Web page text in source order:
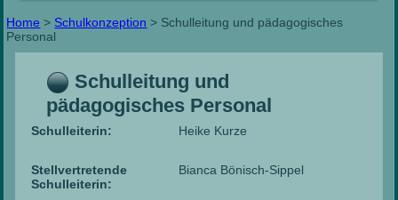
Home > Schulkonzeption > Schulleitung und pädagogisches
Personal
Schulleitung und
pädagogisches Personal
Schulleiterin: Heike Kurze
Stellvertretende
Schulleiterin:
Bianca Bönisch-Sippel